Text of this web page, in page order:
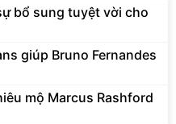
bổ sung tuyệt vời cho
giúp Bruno Fernandes
mộ Marcus Rashford